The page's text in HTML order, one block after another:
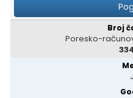
Poresko-